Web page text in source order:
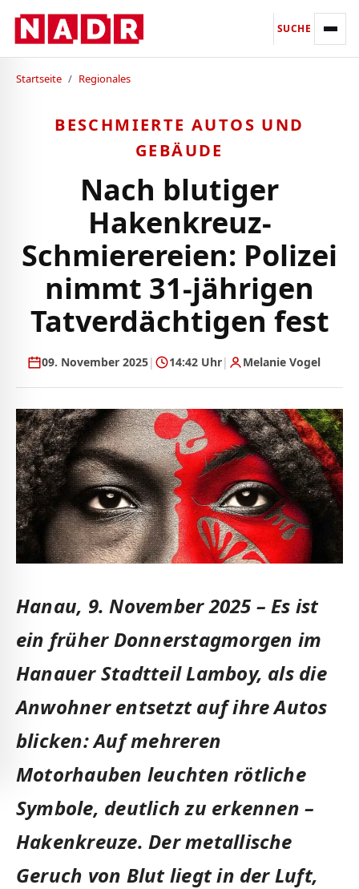
SUCHE
Startseite / Regionales
BESCHMIERTE AUTOS UND
GEBÄUDE
Nach blutiger
Hakenkreuz-
Schmierereien: Polizei
nimmt 31-jährigen
Tatverdächtigen fest
09. November 2025| 14:42 Uhr| Melanie Vogel
Hanau, 9. November 2025 – Es ist
ein früher Donnerstagmorgen im
Hanauer Stadtteil Lamboy, als die
Anwohner entsetzt auf ihre Autos
blicken: Auf mehreren
Motorhauben leuchten rötliche
Symbole, deutlich zu erkennen –
Hakenkreuze. Der metallische
Geruch von Blut liegt in der Luft,